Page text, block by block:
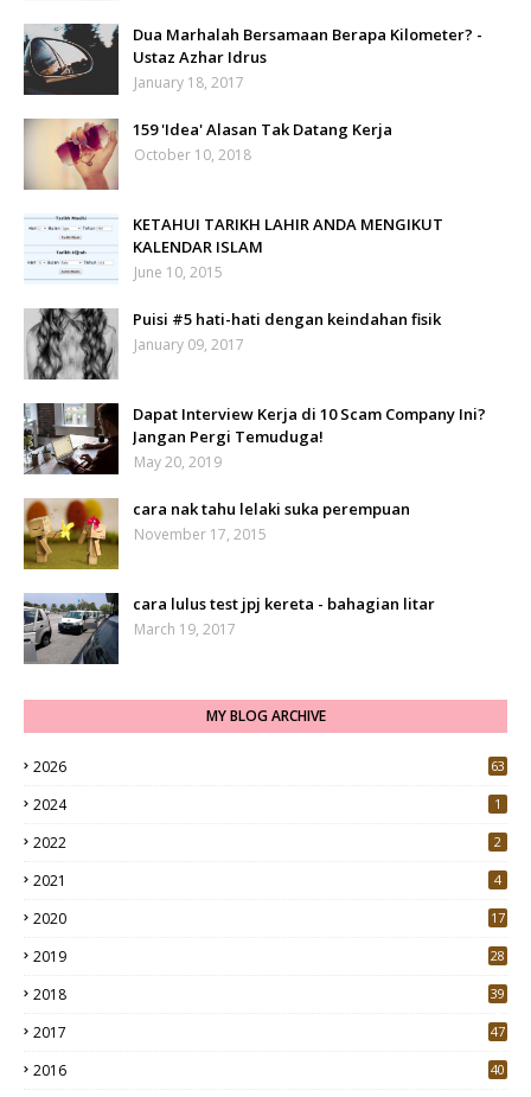
Dua Marhalah Bersamaan Berapa Kilometer? -
Ustaz Azhar Idrus
January 18, 2017
159 'Idea' Alasan Tak Datang Kerja
October 10, 2018
KETAHUI TARIKH LAHIR ANDA MENGIKUT
KALENDAR ISLAM
June 10, 2015
Puisi #5 hati-hati dengan keindahan fisik
January 09, 2017
Dapat Interview Kerja di 10 Scam Company Ini?
Jangan Pergi Temuduga!
May 20, 2019
cara nak tahu lelaki suka perempuan
November 17, 2015
cara lulus test jpj kereta - bahagian litar
March 19, 2017
MY BLOG ARCHIVE
2026 63
2024 1
2022 2
2021 4
2020
17
2019
28
2018
39
2017
47
2016
40